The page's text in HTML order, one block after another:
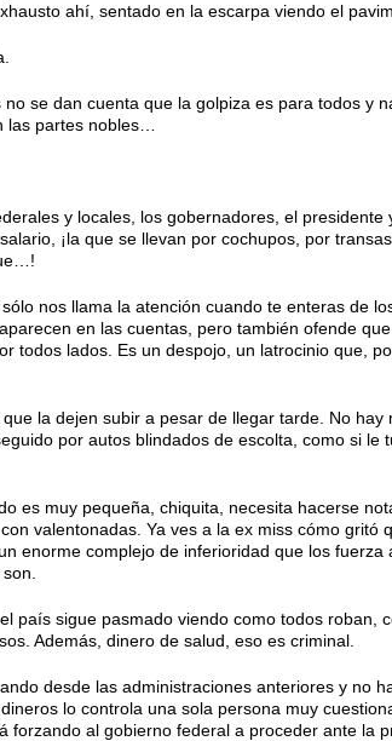
ahí, sentado en la escarpa viendo el
se dan cuenta que la golpiza es para todos y
las partes nobles…
y locales, los gobernadores, el presidente
¡la que se llevan por cochupos, por
nos llama la atención cuando te enteras de
en las cuentas, pero también ofende
todos lados. Es un despojo, un latrocinio que,
la dejen subir a pesar de llegar tarde. No hay
por autos blindados de escolta, como si le
es muy pequeña, chiquita, necesita hacerse
valentonadas. Ya ves a la ex miss cómo gritó
enorme complejo de inferioridad que los fuerza
país sigue pasmado viendo como todos roban,
Además, dinero de salud, eso es criminal.
desde las administraciones anteriores y no
lo controla una sola persona muy
forzando al gobierno federal a proceder ante la